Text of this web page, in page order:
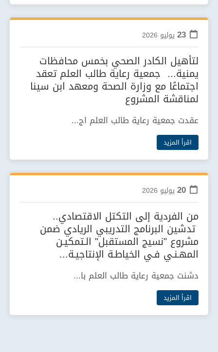
23 يوليو 2026
لتأهيل الكادر الصحي بخمس محافظات
يمنية... جمعية رعاية طالب العلم تعقد
اجتماعًا مع وزارة الصحة ومعهد ابن سينا
لمناقشة المشروع
عقدت جمعية رعاية طالب العلم اج...
اقرأ المزيد
20 يوليو 2026
من الفردية إلى التكتل الاقتصادي..
تدشين البرنامج التدريبي الريادي ضمن
مشروع "نسيج المستقبل" الـتمكيـن
المهـنـي فـي الخياطـة الإنتاجيـة...
دشنت جمعية رعاية طالب العلم با...
اقرأ المزيد